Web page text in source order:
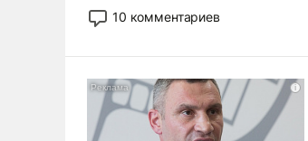
отменяя традиционное требование к
человеку – быть мужественным и
слабым, идти вперед и
адаптироваться.
10 комментариев